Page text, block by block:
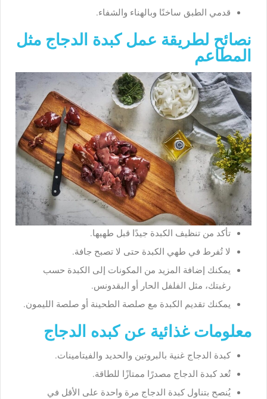
قدمي الطبق ساخنًا وبالهناء والشفاء.
نصائح لطريقة عمل كبدة الدجاج مثل
المطاعم
تأكد من تنظيف الكبدة جيدًا قبل طهيها.
لا تُفرط في طهي الكبدة حتى لا تصبح جافة.
يمكنك إضافة المزيد من المكونات إلى الكبدة حسب
رغبتك، مثل الفلفل الحار أو البقدونس.
يمكنك تقديم الكبدة مع صلصة الطحينة أو صلصة الليمون.
معلومات غذائية عن كبده الدجاج
كبدة الدجاج غنية بالبروتين والحديد والفيتامينات.
تُعد كبدة الدجاج مصدرًا ممتازًا للطاقة.
يُنصح بتناول كبدة الدجاج مرة واحدة على الأقل في